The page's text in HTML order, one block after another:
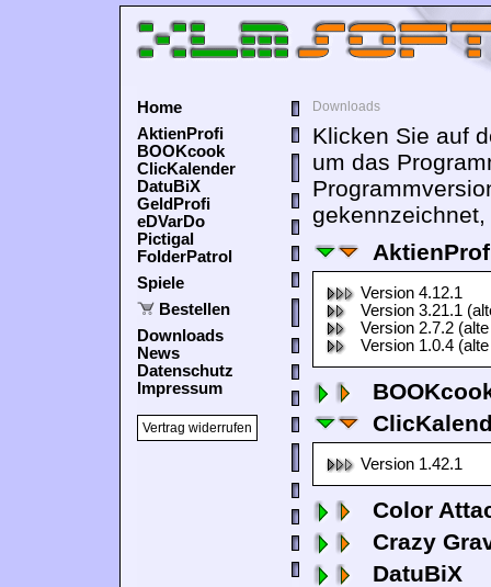
Home
AktienProfi
BOOKcook
ClicKalender
DatuBiX
GeldProfi
eDVarDo
Pictigal
FolderPatrol
Spiele
Bestellen
Downloads
News
Datenschutz
Impressum
Vertrag widerrufen
Downloads
Klicken Sie auf
um das
Version 4.12.1
Version 3.21.1
Version 2.7.2
Version 1.0.4
Version 1.42.1
Color
Crazy
DatuBiX